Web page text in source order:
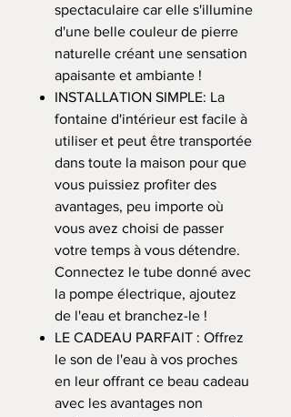
spectaculaire car elle s'illumine
d'une belle couleur de pierre
naturelle créant une sensation
apaisante et ambiante !
INSTALLATION SIMPLE: La
fontaine d'intérieur est facile à
utiliser et peut être transportée
dans toute la maison pour que
vous puissiez profiter des
avantages, peu importe où
vous avez choisi de passer
votre temps à vous détendre.
Connectez le tube donné avec
la pompe électrique, ajoutez
de l'eau et branchez-le !
LE CADEAU PARFAIT : Offrez
le son de l'eau à vos proches
en leur offrant ce beau cadeau
avec les avantages non